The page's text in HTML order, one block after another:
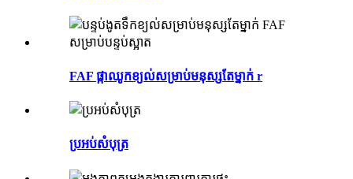
FAF ផ្កាឈូកខ្យល់សម្រាប់មនុស្សតែម្នាក់ r
ប្រអប់សំបុត្រ